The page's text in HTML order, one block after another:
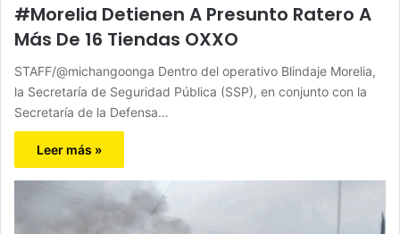
#Morelia Detienen A Presunto Ratero A
Más De 16 Tiendas OXXO
STAFF/@michangoonga Dentro del operativo Blindaje Morelia,
la Secretaría de Seguridad Pública (SSP), en conjunto con la
Secretaría de la Defensa…
Leer más »